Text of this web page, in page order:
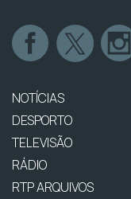
NOTÍCIAS
DESPORTO
TELEVISÃO
RÁDIO
RTP ARQUIVOS